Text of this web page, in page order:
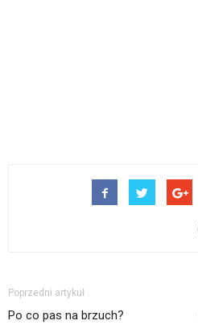
Poprzedni artykuł
Po co pas na brzuch?